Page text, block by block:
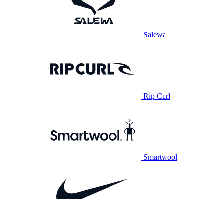
Salewa
Rip Curl
Smartwool